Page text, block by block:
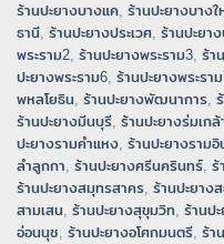
ร้านปะยางบางแค ร้านปะยางบาง
ธานี ร้านปะยางประเวศ ร้านปะยา
พระราม2 ร้านปะยางพระราม3 ร้า
ปะยางพระราม6 ร้านปะยางพระรา
พหลโยธิน ร้านปะยางพัฒนาการ
ร้านปะยางมีนบุรี ร้านปะยางร่มเกล้
ปะยางรามคำแหง ร้านปะยางรามอิ
ลำลูกกา ร้านปะยางศรีนครินทร์ ร้
ร้านปะยางสมุทรสาคร ร้านปะยาง
สามเสน ร้านปะยางสุขุมวิท ร้านป
อ่อนนุช ร้านปะยางอโศกมนตรี ร้า